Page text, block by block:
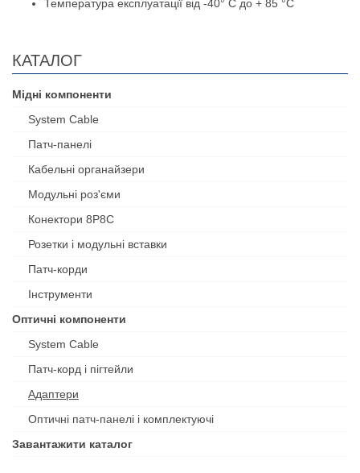
Температура експлуатації від -40° C до + 85 °C
КАТАЛОГ
Мідні компоненти
System Cable
Патч-панелі
Кабельні органайзери
Модульні роз'єми
Конектори 8P8C
Розетки і модульні вставки
Патч-корди
Інструменти
Оптичні компоненти
System Cable
Патч-корд і пігтейли
Адаптери
Оптичні патч-панелі і комплектуючі
Завантажити каталог